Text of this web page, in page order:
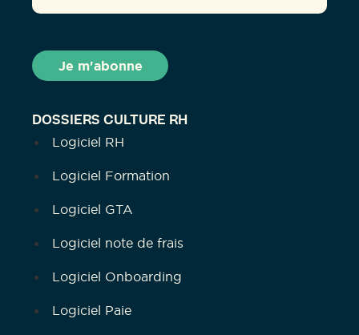
DOSSIERS CULTURE RH
Logiciel RH
Logiciel Formation
Logiciel GTA
Logiciel note de frais
Logiciel Onboarding
Logiciel Paie